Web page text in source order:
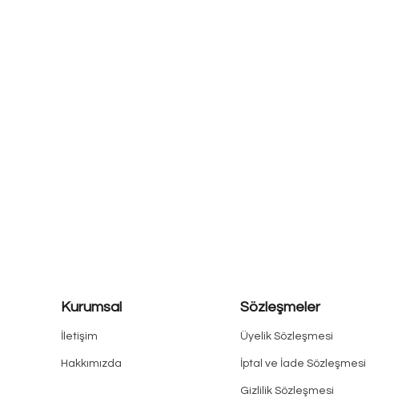
Kurumsal
İletişim
Hakkımızda
Sözleşmeler
Üyelik Sözleşmesi
İptal ve İade Sözleşmesi
Gizlilik Sözleşmesi